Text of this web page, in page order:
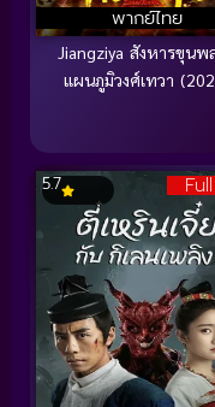
พากย์ไทย
Jiangziya สังหารขุนพ
แผนภูมิวงศ์เทวา
5.7